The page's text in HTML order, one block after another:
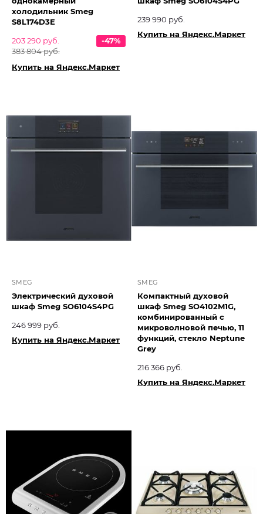
холодильник Smeg
S8L174D3E
203 290 руб.
383 804 руб.
-47%
Купить на Яндекс.Маркет
239 990 руб.
Купить на Яндекс.Маркет
SMEG
Электрический духовой
шкаф Smeg SO6104S4PG
246 999 руб.
Купить на Яндекс.Маркет
SMEG
Компактный духовой
шкаф Smeg SO4102M1G,
комбинированный с
микроволновой печью, 11
функций, стекло Neptune
Grey
216 366 руб.
Купить на Яндекс.Маркет